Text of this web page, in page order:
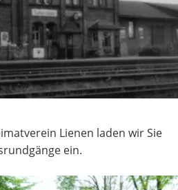
Lienen laden wir Sie
ein.